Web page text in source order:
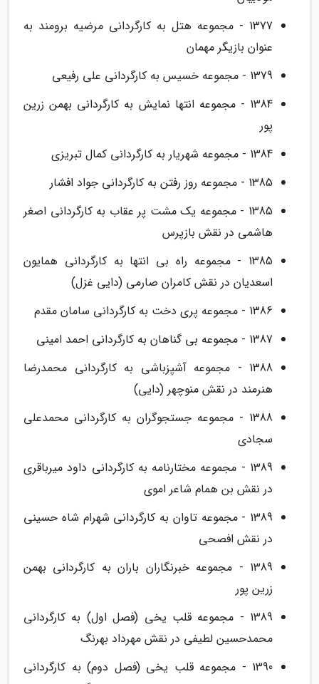
1377 - مجموعه هتل به کارگردانی مرضیه برومند به
عنوان بازیگر مهمان
1379 - مجموعه خسیس به کارگردانی علی رفیعی
1384 - مجموعه انتها نمایش به کارگردانی بهمن زرین
پور
1384 - مجموعه شهریار به کارگردانی کمال تبریزی
1385 - مجموعه روز رفتن به کارگردانی جواد افشار
1385 - مجموعه یک مشت پر عقاب به کارگردانی اصغر
هاشمی در نقش بازپرس
1385 - مجموعه راه بی انتها به کارگردانی همایون
اسعدیان در نقش کامران صارمی (دایی غزل)
1386 - مجموعه پری دخت به کارگردانی سامان مقدم
1387 - مجموعه بی گناهان به کارگردانی احمد امینی
1388 - مجموعه آشپزباشی به کارگردانی محمدرضا
هنرمند در نقش منوچهر (دایی)
1388 - مجموعه جستجوگران به کارگردانی محمدعلی
سجادی
1389 - مجموعه مختارنامه به کارگردانی داود میرباقری
در نقش بن همام شاعر اموی
1389 - مجموعه تاوان به کارگردانی شهرام شاه حسینی
در نقش افصحی
1389 - مجموعه خبرنگاران باران به کارگردانی بهمن
زرین پور
1389 - مجموعه قلب یخی (فصل اول) به کارگردانی
محمدحسین لطیفی در نقش مهرداد بهرنگ
1390 - مجموعه قلب یخی (فصل دوم) به کارگردانی